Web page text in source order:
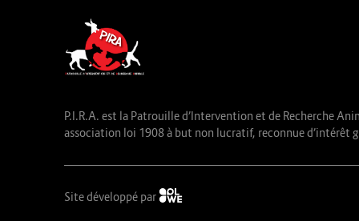
P.I.R.A. est la Patrouille d’Intervention et de Recherche
association loi 1908 à but non lucratif, reconnue d’intérêt
Site développé par